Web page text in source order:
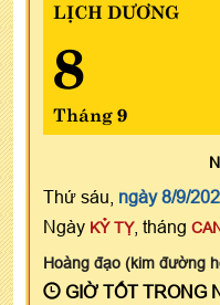
LỊCH DƯƠNG
8
Tháng 9
Thứ sáu, ngày 8/9/
Ngày KỶ TỴ, tháng
Hoàng đạo (kim đường
GIỜ TỐT TRONG